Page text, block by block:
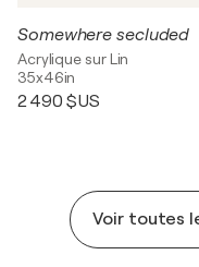
Somewhere secluded
Acrylique sur Lin
35x46in
2 490 $US
Voir toutes